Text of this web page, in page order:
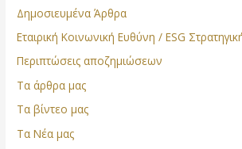
Δημοσιευμένα Άρθρα
Εταιρική Κοινωνική Ευθύνη / ESG
Περιπτώσεις αποζημιώσεων
Τα άρθρα μας
Τα βίντεο μας
Τα Νέα μας